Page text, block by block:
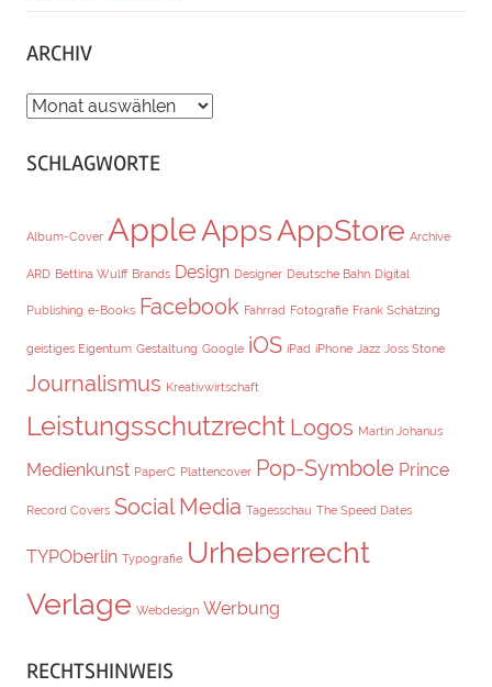
ARCHIV
ARCHIV
SCHLAGWORTE
Album-Cover AppleAppsAppStore Archive
ARD Bettina Wulff Brands Design Designer Deutsche Bahn Digital
Publishing e-Books Facebook Fahrrad Fotografie Frank Schätzing
geistiges Eigentum Gestaltung Google iOS iPad iPhone Jazz Joss Stone
Journalismus Kreativwirtschaft
Leistungsschutzrecht Logos Martin Johanus
Medienkunst PaperC Plattencover Pop-Symbole Prince
Record Covers Social Media Tagesschau The Speed Dates
TYPOberlin Typografie Urheberrecht
Verlage Webdesign Werbung
RECHTSHINWEIS